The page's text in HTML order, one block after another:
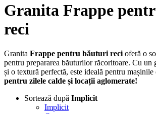
Granita Frappe
reci
Granita Frappe pentru băuturi reci oferă o
pentru prepararea băuturilor răcoritoare. Cu un
și o textură perfectă, este ideală pentru mașinile
pentru zilele calde și locații aglomerate!
Sortează după Implicit
Implicit